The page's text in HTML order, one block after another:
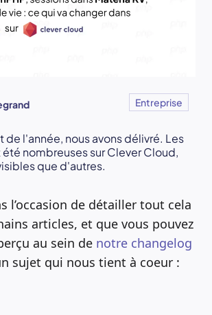
Entreprise
de l'année, nous avons délivré. Les
nombreuses sur Clever Cloud,
que d'autres.
l’occasion de détailler tout cela
articles, et que vous pouvez
au sein de notre changelog
sujet qui nous tient à coeur :